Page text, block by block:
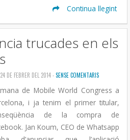
Continua llegint
trucades en els
DE FEBRER DEL 2014 -SENSE COMENTARIS
de Mobile World Congress a
i ja tenim el primer titular,
de la compra de
Jan Koum, CEO de Whatsapp